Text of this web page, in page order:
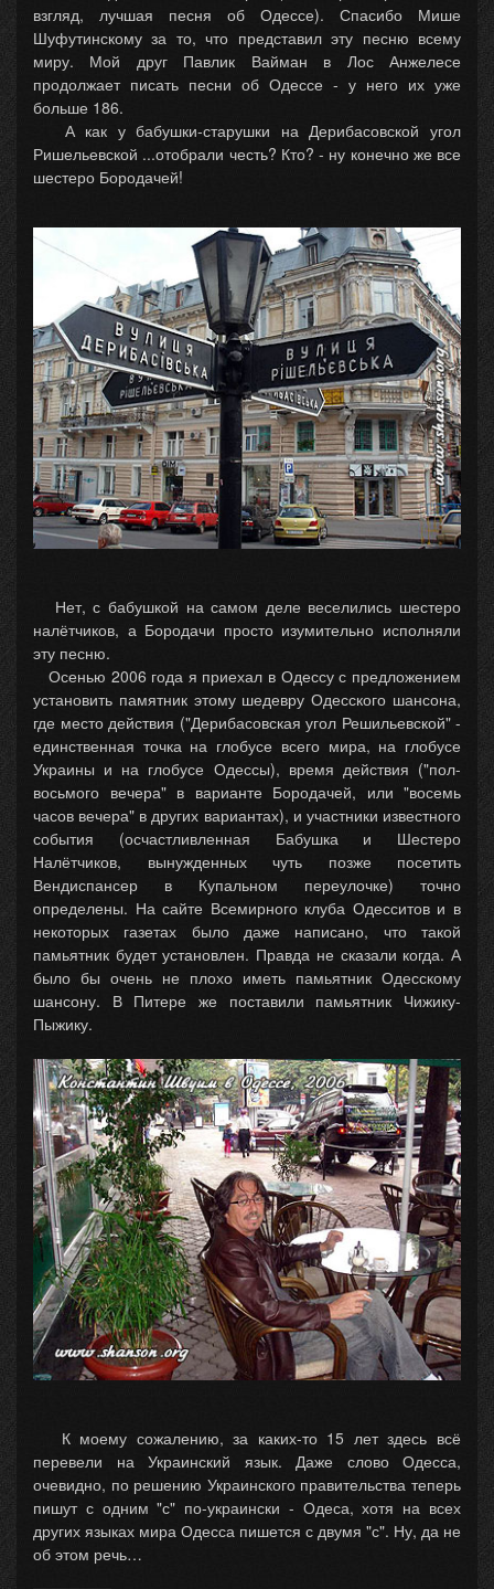
взгляд, лучшая песня об Одессе). Спасибо Мише
Шуфутинскому за то, что представил эту песню всему
миру. Мой друг Павлик Вайман в Лос Анжелесе
продолжает писать песни об Одессе - у него их уже
больше 186.
А как у бабушки-старушки на Дерибасовской угол
Ришельевской ...отобрали честь? Кто? - ну конечно же все
шестеро Бородачей!
Нет, с бабушкой на самом деле веселились шестеро
налётчиков, а Бородачи просто изумительно исполняли
эту песню.
Осенью 2006 года я приехал в Одессу с предложением
установить памятник этому шедевру Одесского шансона,
где место действия ("Дерибасовская угол Решильевской" -
единственная точка на глобусе всего мира, на глобусе
Украины и на глобусе Одессы), время действия ("пол-
восьмого вечера" в варианте Бородачей, или "восемь
часов вечера" в других вариантах), и участники известного
события (осчастливленная Бабушка и Шестеро
Налётчиков, вынужденных чуть позже посетить
Вендиспансер в Купальном переулочке) точно
определены. На сайте Всемирного клуба Одесситов и в
некоторых газетах было даже написано, что такой
памьятник будет установлен. Правда не сказали когда. А
было бы очень не плохо иметь памьятник Одесскому
шансону. В Питере же поставили памьятник Чижику-
Пыжику.
К моему сожалению, за каких-то 15 лет здесь всё
перевели на Украинский язык. Даже слово Одесса,
очевидно, по решению Украинского правительства теперь
пишут с одним "с" по-украински - Одеса, хотя на всех
других языках мира Одесса пишется с двумя "с". Ну, да не
об этом речь…